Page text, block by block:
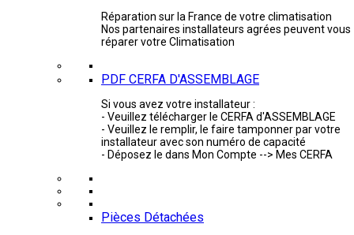
Réparation sur la France de votre climatisation
Nos partenaires installateurs agrées peuvent vous
réparer votre Climatisation
PDF CERFA D'ASSEMBLAGE
Si vous avez votre installateur :
- Veuillez télécharger le CERFA d'ASSEMBLAGE
- Veuillez le remplir, le faire tamponner par votre
installateur avec son numéro de capacité
- Déposez le dans Mon Compte --> Mes CERFA
Pièces Détachées